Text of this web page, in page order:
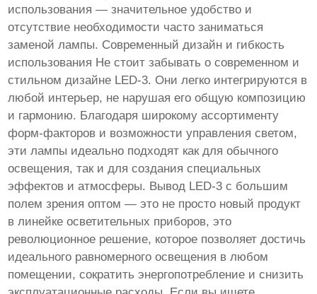
использования — значительное удобство и
отсутствие необходимости часто заниматься
заменой лампы. Современный дизайн и гибкость
использования Не стоит забывать о современном и
стильном дизайне LED-3. Они легко интегрируются в
любой интерьер, не нарушая его общую композицию
и гармонию. Благодаря широкому ассортименту
форм-факторов и возможности управления светом,
эти лампы идеально подходят как для обычного
освещения, так и для создания специальных
эффектов и атмосферы. Вывод LED-3 с большим
полем зрения оптом — это не просто новый продукт
в линейке осветительных приборов, это
революционное решение, которое позволяет достичь
идеального равномерного освещения в любом
помещении, сократить энергопотребление и снизить